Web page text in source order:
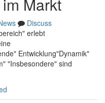
Discuss
erlebt
Entwicklung"Dynamik"
"Insbesondere" sind